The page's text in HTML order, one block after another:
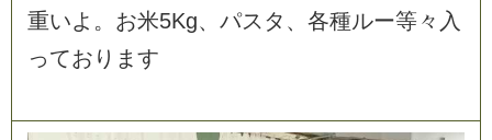
重いよ 。 お米5Kg、 パス タ 、 各種ルー等々 入
ってお り ま す